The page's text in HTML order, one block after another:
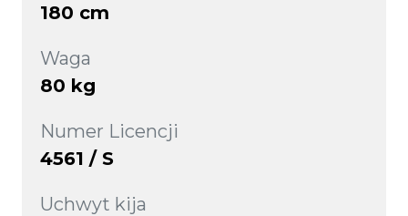
180 cm
Waga
80 kg
Numer Licencji
4561 / S
Uchwyt kija